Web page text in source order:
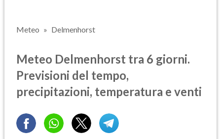
Meteo Delmenhorst
Meteo Delmenhorst tra 6 giorni.
Previsioni del tempo,
precipitazioni, temperatura e venti